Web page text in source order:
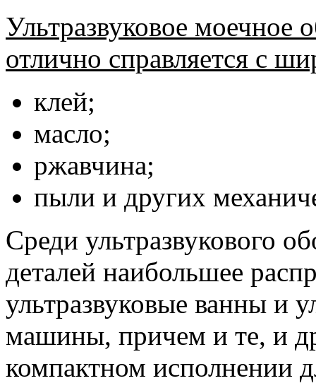
Ультразвуковое моечное
отлично справляется с
клей;
масло;
ржавчина;
пыли и других
Среди ультразвукового
деталей наибольшее
ультразвуковые ванны и
машины, причем и те, и
компактном исполнении